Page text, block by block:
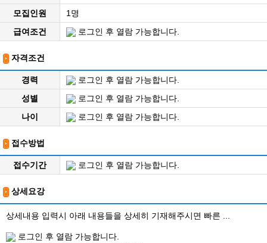
모집인원
1명
급여조건
로그인 후 열람 가능합니다.
자격조건
경력
로그인 후 열람 가능합니다.
성별
로그인 후 열람 가능합니다.
나이
로그인 후 열람 가능합니다.
접수방법
접수기간 로그인 후 열람 가능합니다.
상세요강
상세내용 입력시 아래 내용들을 상세히 기재해주시면 빠른 ...
로그인 후 열람 가능합니다.